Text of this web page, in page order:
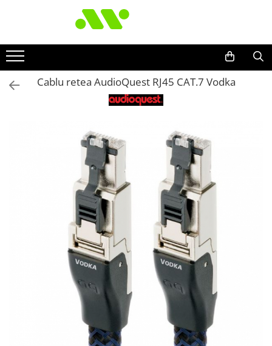
Cablu retea AudioQuest RJ45 CAT.7 Vodka